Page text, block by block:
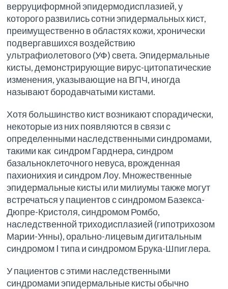
верруциформной эпидермодисплазией, у
которого развились сотни эпидермальных кист,
преимущественно в областях кожи, хронически
подвергавшихся воздействию
ультрафиолетового (УФ) света. Эпидермальные
кисты, демонстрирующие вирус-цитопатические
изменения, указывающие на ВПЧ, иногда
называют бородавчатыми кистами.
Хотя большинство кист возникают спорадически,
некоторые из них появляются в связи с
определенными наследственными синдромами,
такими как синдром Гарднера, синдром
базальноклеточного невуса, врожденная
пахионихия и синдром Лоу. Множественные
эпидермальные кисты или милиумы также могут
встречаться у пациентов с синдромом Базекса-
Дюпре-Кристоля, синдромом Ромбо,
наследственной триходисплазией (гипотрихозом
Марии-Унны), орально-лицевым дигитальным
синдромом I типа и синдромом Брука-Шпиглера.
У пациентов с этими наследственными
синдромами эпидермальные кисты обычно